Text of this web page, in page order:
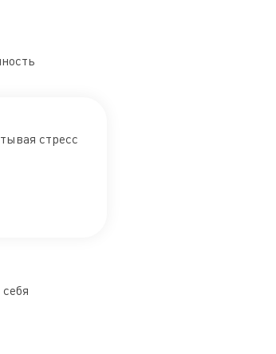
стресс